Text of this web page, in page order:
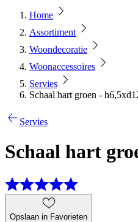
Home
Assortiment
Woondecoratie
Woonaccessoires
Servies
Schaal hart groen -
Servies
Schaal hart
Opslaan in Favorieten